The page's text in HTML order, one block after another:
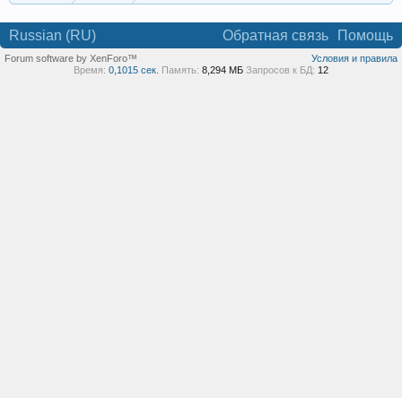
Russian (RU) Обратная связь Помощь
Условия и правила
Forum software by XenForo™
Время: 0,1015 сек. Память: 8,294 МБ Запросов к БД: 12